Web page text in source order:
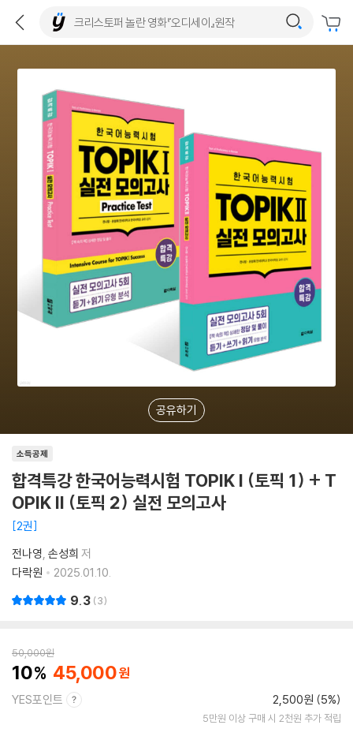
공유하기
소득공제
합격특강 한국어능력시험 TOPIK I (토픽 1) + T
OPIK II (토픽 2) 실전 모의고사
2권
전나영 손성희 저
다락원
2025.01.10.
9.3 3
50,000원
10 45,000
YES포인트 2,500원 (5%)
5만원 이상 구매 시 2천원 추가 적립